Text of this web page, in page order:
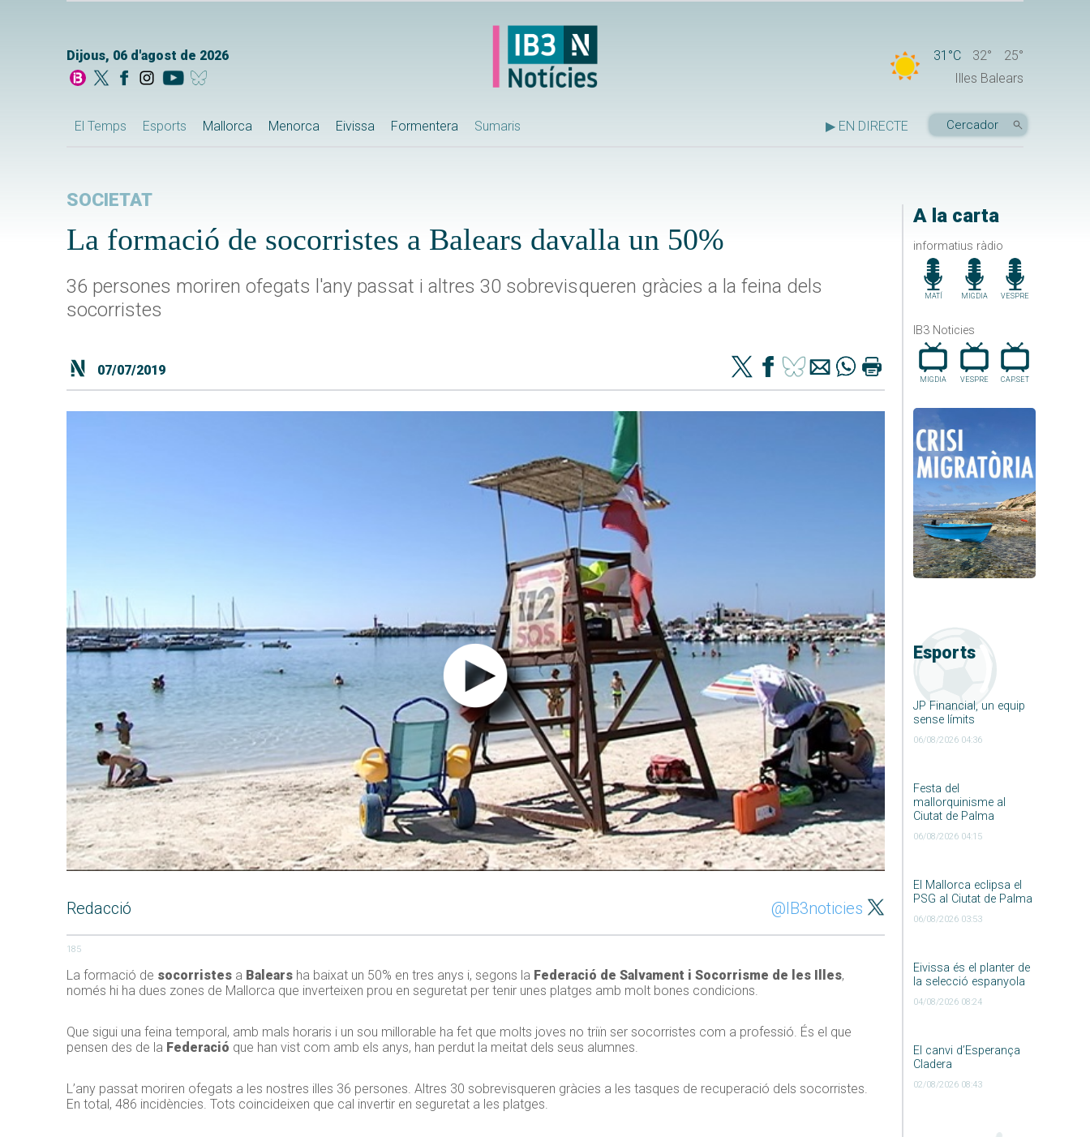
Dijous, 06 d'agost de 2026 31°C 32°
25°
Illes Balears
El Temps Esports Mallorca Menorca Eivissa Formentera Sumaris ▶ EN DIRECTE
A la carta
informatius ràdio
MATÍ MIGDIA VESPRE
IB3 Noticies
MIGDIA VESPRE CAP.SET
Esports
JP Financial, un equip
sense límits
06/08/2026 04:36
Festa del
mallorquinisme al
Ciutat de Palma
06/08/2026 04:15
El Mallorca eclipsa el
PSG al Ciutat de Palma
06/08/2026 03:53
Eivissa és el planter de
la selecció espanyola
04/08/2026 08:24
El canvi d’Esperança
Cladera
02/08/2026 08:43
SOCIETAT
La formació de socorristes a Balears davalla un 50%
36 persones moriren ofegats l'any passat i altres 30 sobrevisqueren gràcies a la feina dels
socorristes
07/07/2019
Redacció @IB3noticies
185
La formació de socorristes a Balears ha baixat un 50% en tres anys i, segons la Federació de Salvament i Socorrisme de les Illes,
només hi ha dues zones de Mallorca que inverteixen prou en seguretat per tenir unes platges amb molt bones condicions.
Que sigui una feina temporal, amb mals horaris i un sou millorable ha fet que molts joves no triïn ser socorristes com a professió. És el que
pensen des de la Federació que han vist com amb els anys, han perdut la meitat dels seus alumnes.
L’any passat moriren ofegats a les nostres illes 36 persones. Altres 30 sobrevisqueren gràcies a les tasques de recuperació dels socorristes.
En total, 486 incidències. Tots coincideixen que cal invertir en seguretat a les platges.